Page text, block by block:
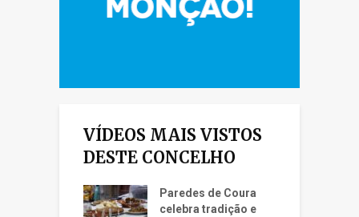
VÍDEOS MAIS VISTOS
DESTE CONCELHO
Paredes de Coura
celebra tradição e